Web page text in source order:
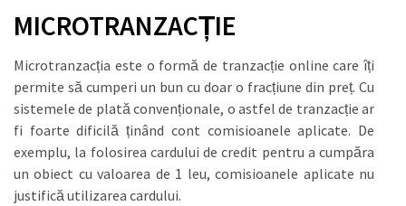
MICROTRANZACȚIE
Microtranzacția este o formă de tranzacție online care îți
permite să cumperi un bun cu doar o fracțiune din preț. Cu
sistemele de plată convenționale, o astfel de tranzacție ar
fi foarte dificilă ținând cont comisioanele aplicate. De
exemplu, la folosirea cardului de credit pentru a cumpăra
un obiect cu valoarea de 1 leu, comisioanele aplicate nu
justifică utilizarea cardului.